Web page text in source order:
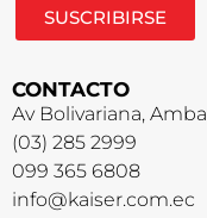
SUSCRIBIRSE
CONTACTO
Av Bolivariana,
(03) 285 2999
099 365 6808
info@kaiser.com.ec